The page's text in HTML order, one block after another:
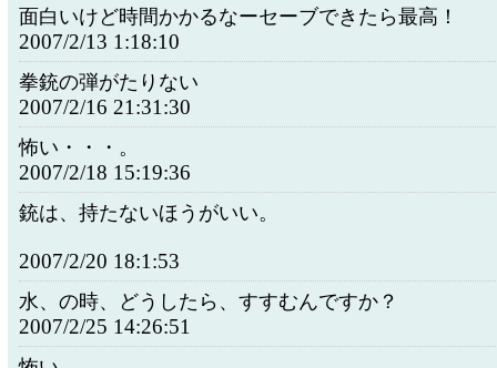
面白いけど時間かかるなーセーブできたら最高！
2007/2/13 1:18:10
拳銃の弾がたりない
2007/2/16 21:31:30
怖い・・・。
2007/2/18 15:19:36
銃は、持たないほうがいい。
2007/2/20 18:1:53
水、の時、どうしたら、すすむんですか？
2007/2/25 14:26:51